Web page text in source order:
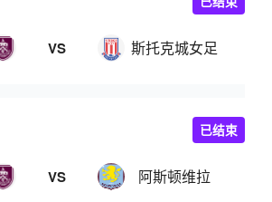
VS 斯托克城女足
VS 阿斯顿维拉
已结束